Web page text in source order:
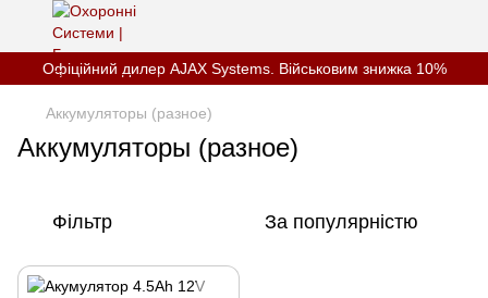
Офіційний дилер AJAX Systems. Військовим знижка 10%
Аккумуляторы (разное)
Аккумуляторы (разное)
Фільтр За популярністю